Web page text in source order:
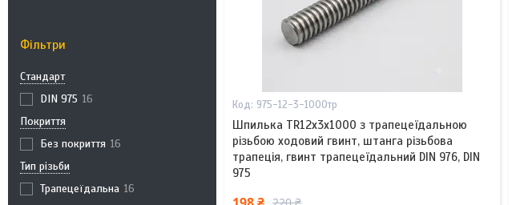
Фільтри
Стандарт
DIN 975 16
Покриття
Без покриття 16
Тип різьби
Трапецеїдальна 16
975-12-3-1000тр
Шпилька TR12x3х1000 з трапецеїдальною
різьбою ходовий гвинт, штанга різьбова
трапеція, гвинт трапецеїдальний DIN 976, DIN
975